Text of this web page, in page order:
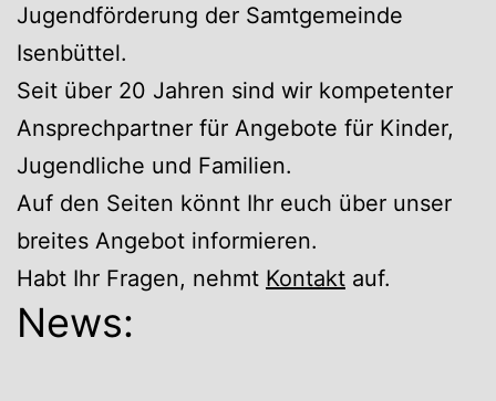
Jugendförderung der Samtgemeinde
Isenbüttel.
Seit über 20 Jahren sind wir kompetenter
Ansprechpartner für Angebote für Kinder,
Jugendliche und Familien.
Auf den Seiten könnt Ihr euch über unser
breites Angebot informieren.
Habt Ihr Fragen, nehmt Kontakt auf.
News: